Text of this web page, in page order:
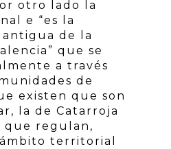
otro lado la
e “es la
de la
que se
a través
de
existen que son
la de Catarroja
que regulan,
territorial